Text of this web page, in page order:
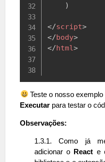
)
</script>
</body>
</html>
Teste o nosso exemplo
Executar para testar o
Observações:
1.3.1. Como já
adicionar o React e